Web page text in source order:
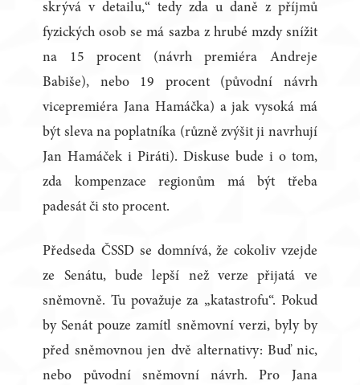
skrývá v detailu,“ tedy zda u daně z příjmů
fyzických osob se má sazba z hrubé mzdy snížit
na 15 procent (návrh premiéra Andreje
Babiše), nebo 19 procent (původní návrh
vicepremiéra Jana Hamáčka) a jak vysoká má
být sleva na poplatníka (různě zvýšit ji navrhují
Jan Hamáček i Piráti). Diskuse bude i o tom,
zda kompenzace regionům má být třeba
padesát či sto procent.
Předseda ČSSD se domnívá, že cokoliv vzejde
ze Senátu, bude lepší než verze přijatá ve
sněmovně. Tu považuje za „katastrofu“. Pokud
by Senát pouze zamítl sněmovní verzi, byly by
před sněmovnou jen dvě alternativy: Buď nic,
nebo původní sněmovní návrh. Pro Jana